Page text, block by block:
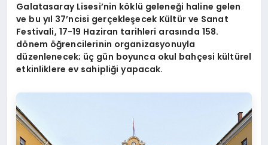
Galatasaray Lisesi’nin köklü geleneği haline gelen
ve bu yıl 37’ncisi gerçekleşecek Kültür ve Sanat
Festivali, 17-19 Haziran tarihleri arasında 158.
dönem öğrencilerinin organizasyonuyla
düzenlenecek; üç gün boyunca okul bahçesi kültürel
etkinliklere ev sahipliği yapacak.